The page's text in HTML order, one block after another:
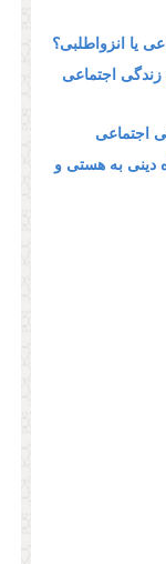
یا انزواطلبی؟
اجتماعی
اجتماعی
دینی به هستی و